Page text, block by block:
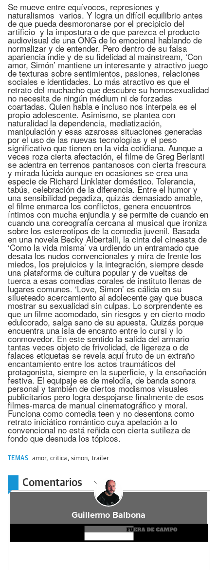
Se mueve entre equívocos, represiones y
naturalismos varios. Y logra un difícil equilibrio antes
de que pueda desmoronarse por el precipicio del
artificio y la impostura o de que parezca el producto
audiovisual de una ONG de lo emocional hablando de
normalizar y de entender. Pero dentro de su falsa
apariencia indie y de su fidelidad al mainstream, ‘Con
amor, Simón’ mantiene un interesante y atractivo juego
de texturas sobre sentimientos, pasiones, relaciones
sociales e identidades. Lo más atractivo es que el
retrato del muchacho que descubre su homosexualidad
no necesita de ningún médium ni de forzadas
coartadas. Quien habla e incluso nos interpela es el
propio adolescente. Asimismo, se plantea con
naturalidad la dependencia, mediatización,
manipulación y esas azarosas situaciones generadas
por el uso de las nuevas tecnologías y el peso
significativo que tienen en la vida cotidiana. Aunque a
veces roza cierta afectación, el filme de Greg Berlanti
se adentra en terrenos pantanosos con cierta frescura
y mirada lúcida aunque en ocasiones se crea una
especie de Richard Linklater doméstico. Tolerancia,
tabús, celebración de la diferencia. Entre el humor y
una sensibilidad pegadiza, quizás demasiado amable,
el filme enmarca los conflictos, genera encuentros
íntimos con mucha enjundia y se permite de cuando en
cuando una coreografía cercana al musical que ironiza
sobre los estereotipos de la comedia juvenil. Basada
en una novela Becky Albertalli, la cinta del cineasta de
‘Como la vida misma’ va urdiendo un entramado que
desata los nudos convencionales y mira de frente los
miedos, los prejuicios y la integración, siempre desde
una plataforma de cultura popular y de vueltas de
tuerca a esas comedias corales de instituto llenas de
lugares comunes. ‘Love, Simon’ es cálida en su
silueteado acercamiento al adolecente gay que busca
mostrar su sexualidad sin culpas. Lo sorprendente es
que un filme acomodado, sin riesgos y en cierto modo
edulcorado, salga sano de su apuesta. Quizás porque
encuentra una isla de encanto entre lo cursi y lo
conmovedor. En este sentido la salida del armario
tantas veces objeto de frivolidad, de ligereza o de
falaces etiquetas se revela aquí fruto de un extraño
encantamiento entre los actos traumáticos del
protagonista, siempre en la superficie, y la ensoñación
festiva. El equipaje es de melodía, de banda sonora
personal y también de ciertos modismos visuales
publicitarios pero logra despojarse finalmente de esos
filmes-marca de manual cinematográfico y moral.
Funciona como comedia teen y no desentona como
retrato iniciático romántico cuya apelación a lo
convencional no está reñida con cierta sutileza de
fondo que desnuda los tópicos.
TEMAS amor, critica , simon, trailer
Comentarios
Guillermo Balbona